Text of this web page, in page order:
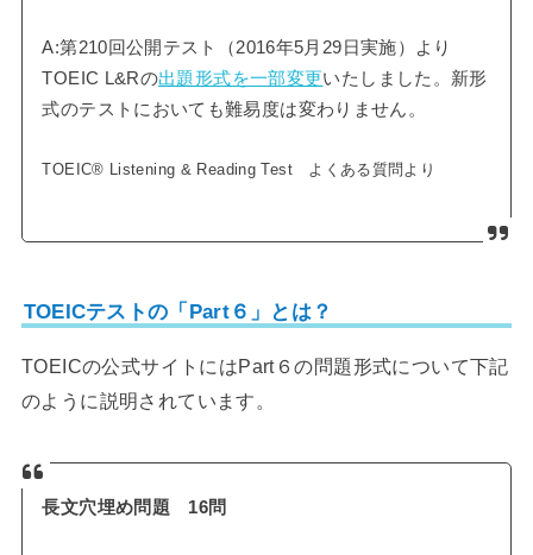
A:第210回公開テスト（2016年5月29日実施）より
TOEIC L&Rの出題形式を一部変更いたしました。新形
式のテストにおいても難易度は変わりません。
TOEIC® Listening & Reading Test よくある質問より
TOEICテストの「Part６」とは？
TOEICの公式サイトにはPart６の問題形式について下記
のように説明されています。
長文穴埋め問題 16問